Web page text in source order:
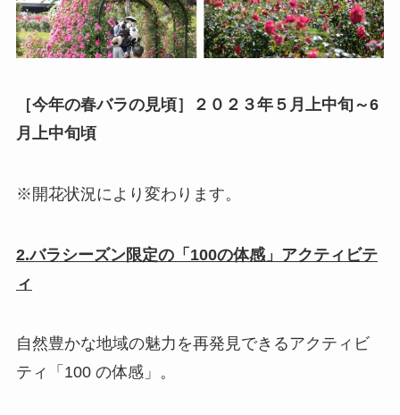
［今年の春バラの見頃］２０２３年５月上中旬～6
月上中旬頃
※開花状況により変わります。
2.バラシーズン限定の「100の体感」アクティビテ
ィ
自然豊かな地域の魅力を再発見できるアクティビ
ティ「100 の体感」。